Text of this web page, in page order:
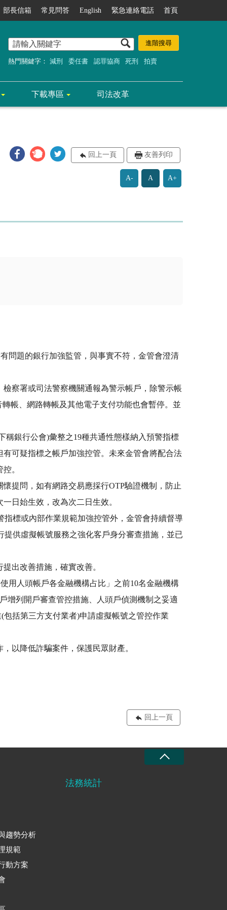
部長信箱 常見問答 English 緊急連絡電話 首頁
熱門關鍵字： 減刑 委任書 認罪協商 死刑 拍賣
下載專區 司法改革
回上一頁 友善列印
A- A A+
問題的銀行加強監管，與事實不符，金管會澄清
察署或司法警察機關通報為警示帳戶，除警示帳
帳、網路轉帳及其他電子支付功能也會暫停。並
銀行公會)彙整之19種共通性態樣納入預警指標
可疑指標之帳戶加強控管。未來金管會將配合法
。
提問，如有網路交易應採行OTP驗證機制，防止
日始生效，改為次二日生效。
標或內部作業規範加強控管外，金管會持續督導
供虛擬帳號服務之強化客戶身分審查措施，並已
出改善措施，確實改善。
用人頭帳戶各金融機構占比」之前10名金融機構
增列開戶審查管控措施、人頭戶偵測機制之妥適
括第三方支付業者)申請虛擬帳號之管控作業
以降低詐騙案件，保護民眾財產。
回上一頁
趨勢分析
規範
動方案
法務統計